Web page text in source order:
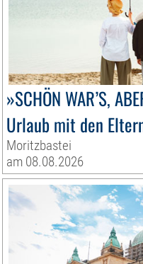
»SCHÖN WAR’S,
Urlaub mit den
Moritzbastei
am 08.08.2026